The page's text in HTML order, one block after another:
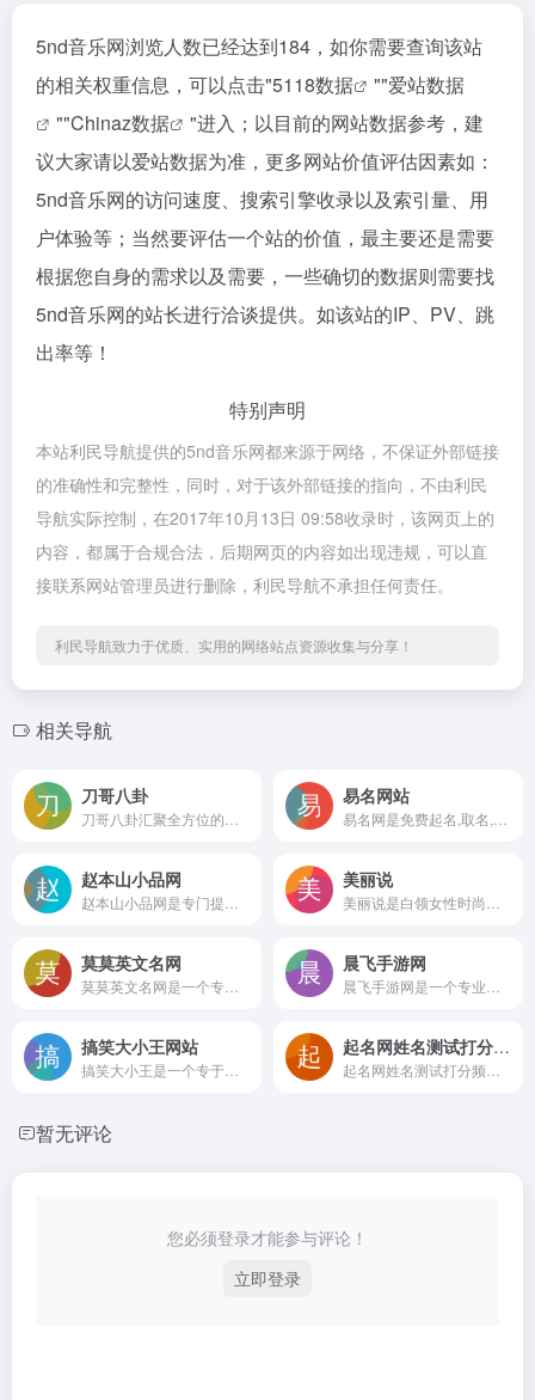
5nd音乐网浏览人数已经达到184，如你需要查询该站
的相关权重信息，可以点击"5118数据 ""爱站数据
""Chinaz数据
"进入；以目前的网站数据参考，建
议大家请以爱站数据为准，更多网站价值评估因素如：
5nd音乐网的访问速度、搜索引擎收录以及索引量、用
户体验等；当然要评估一个站的价值，最主要还是需要
根据您自身的需求以及需要，一些确切的数据则需要找
5nd音乐网的站长进行洽谈提供。如该站的IP、PV、跳
出率等！
特别声明
本站利民导航提供的5nd音乐网都来源于网络，不保证外部链接
的准确性和完整性，同时，对于该外部链接的指向，不由利民
导航实际控制，在2017年10月13日 09:58收录时，该网页上的
内容，都属于合规合法，后期网页的内容如出现违规，可以直
接联系网站管理员进行删除，利民导航不承担任何责任。
利民导航致力于优质、实用的网络站点资源收集与分享！
相关导航
刀哥八卦 易名网站
赵本山小品网 美丽说
莫莫英文名网 晨飞手游网
搞笑大小王网站 起名网姓名测试打分频道
暂无评论
您必须登录才能参与评论！
立即登录